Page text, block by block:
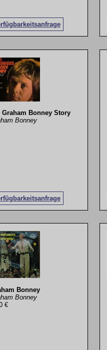
Graham Bonney Story
Bonney
Bonney
Bonney
€